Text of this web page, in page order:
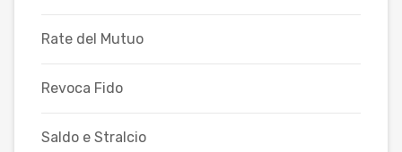
Rate del Mutuo
Revoca Fido
Saldo e Stralcio